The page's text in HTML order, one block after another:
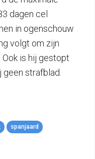
dagen cel
in ogenschouw
volgt om zijn
is hij gestopt
geen strafblad.
spanjaard